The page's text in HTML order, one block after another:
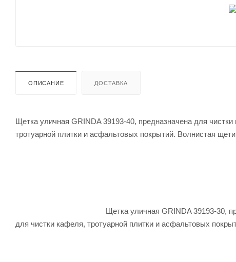
ОПИСАНИЕ ДОСТАВКА
Щетка уличная GRINDA 39193-40, предназначена для
тротуарной плитки и асфальтовых покрытий.
Щетка уличная GRINDA 39193-30,
для чистки кафеля, тротуарной плитки и асфальтовых